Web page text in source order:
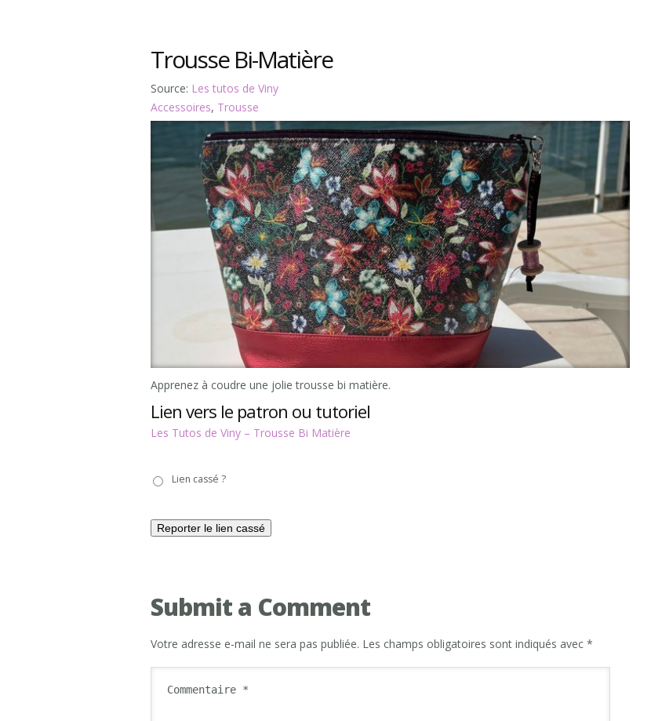
Trousse Bi-Matière
Source: Les tutos de Viny
Accessoires, Trousse
Apprenez à coudre une jolie trousse bi matière.
Lien vers le patron ou tutoriel
Les Tutos de Viny – Trousse Bi Matière
casséLien cassé ?
Submit a Comment
Votre adresse e-mail ne sera pas publiée. Les champs obligatoires sont indiqués avec *